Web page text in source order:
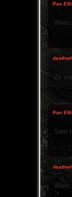
Pan
Że
Pan
Sam
Wiem.